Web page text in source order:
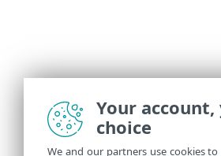
Your
choice
We and our partners use cookies